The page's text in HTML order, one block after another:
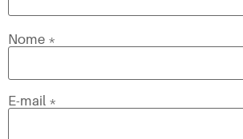
Nome *
E-mail *